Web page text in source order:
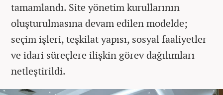
tamamlandı. Site yönetim kurullarının
oluşturulmasına devam edilen modelde;
seçim işleri, teşkilat yapısı, sosyal faaliyetler
ve idari süreçlere ilişkin görev dağılımları
netleştirildi.